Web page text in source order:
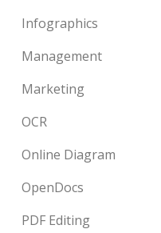
Infographics
Management
Marketing
OCR
Online Diagram
OpenDocs
PDF Editing